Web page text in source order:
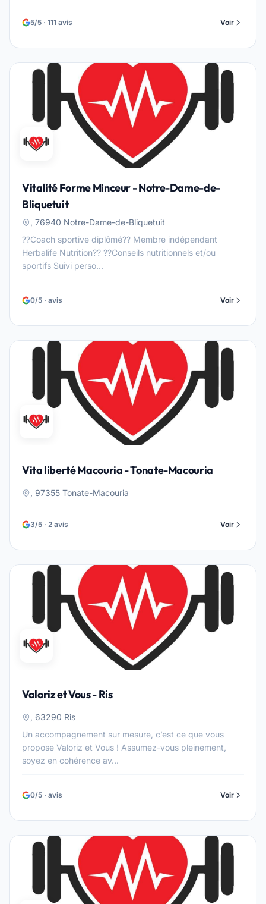
5/5 · 111 avis Voir
Vitalité Forme Minceur - Notre-Dame-de-
Bliquetuit
, 76940 Notre-Dame-de-Bliquetuit
??Coach sportive diplômé?? Membre indépendant
Herbalife Nutrition?? ??Conseils nutritionnels et/ou
sportifs Suivi perso...
0/5 · avis Voir
Vita liberté Macouria - Tonate-Macouria
, 97355 Tonate-Macouria
3/5 · 2 avis Voir
Valoriz et Vous - Ris
, 63290 Ris
Un accompagnement sur mesure, c’est ce que vous
propose Valoriz et Vous ! Assumez-vous pleinement,
soyez en cohérence av...
0/5 · avis Voir